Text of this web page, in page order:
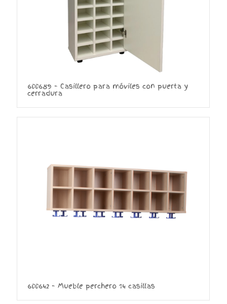
600689 – Casillero para móviles con puerta y
cerradura
600642 – Mueble perchero 14 casillas